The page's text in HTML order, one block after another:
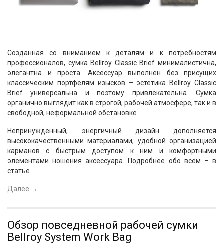
Созданная со вниманием к деталям и к потребностям
профессионалов, сумка Bellroy Classic Brief минималистична,
элегантна и проста. Аксессуар выполнен без присущих
классическим портфелям изысков – эстетика Bellroy Classic
Brief универсальна и поэтому привлекательна. Сумка
органично выглядит как в строгой, рабочей атмосфере, так и в
свободной, неформальной обстановке.
Непринужденный, энергичный дизайн дополняется
высококачественными материалами, удобной организацией
карманов с быстрым доступом к ним и комфортными
элементами ношения аксессуара. Подробнее обо всём – в
статье.
Далее →
Обзор повседневной рабочей сумки
Bellroy System Work Bag